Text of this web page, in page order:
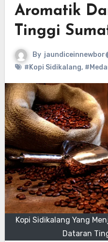
Aromatik
Tinggi
By jaundiceinnewbor
#Kopi Sidikalang,
Kopi Sidikalang Yang
Dataran